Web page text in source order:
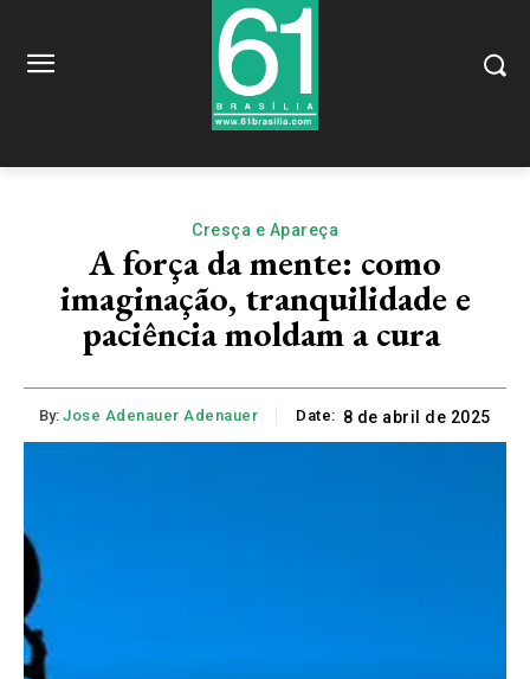
Cresça e Apareça
A força da mente: como
imaginação, tranquilidade e
paciência moldam a cura
By: Jose Adenauer Adenauer Date: 8 de abril de 2025